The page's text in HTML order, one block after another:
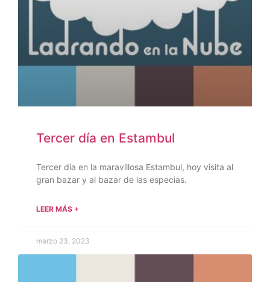
Tercer día en Estambul
Tercer día en la maravillosa Estambul, hoy visita al
gran bazar y al bazar de las especias.
LEER MÁS +
marzo 23, 2023